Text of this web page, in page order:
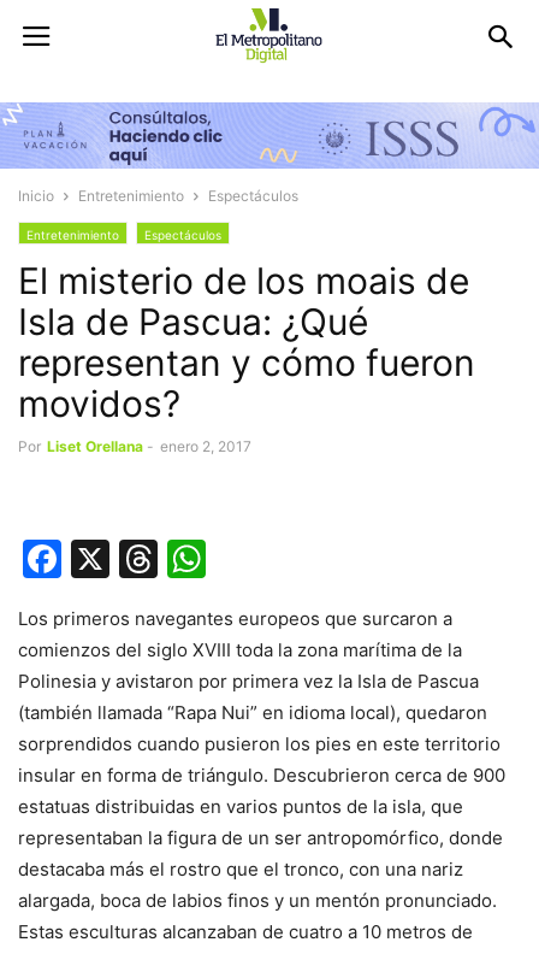
Inicio Entretenimiento Espectáculos
Entretenimiento Espectáculos
El misterio de los moais de
Isla de Pascua: ¿Qué
representan y cómo fueron
movidos?
Por Liset Orellana - enero 2, 2017
Facebook
X Threads
Los primeros navegantes europeos que surcaron a
comienzos del siglo XVIII toda la zona marítima de la
Polinesia y avistaron por primera vez la Isla de Pascua
(también llamada “Rapa Nui” en idioma local), quedaron
sorprendidos cuando pusieron los pies en este territorio
insular en forma de triángulo. Descubrieron cerca de 900
estatuas distribuidas en varios puntos de la isla, que
representaban la figura de un ser antropomórfico, donde
destacaba más el rostro que el tronco, con una nariz
alargada, boca de labios finos y un mentón pronunciado.
Estas esculturas alcanzaban de cuatro a 10 metros de